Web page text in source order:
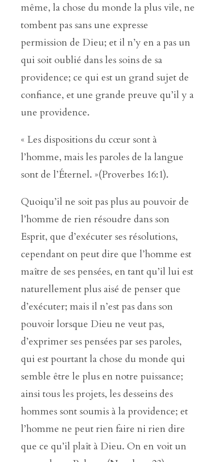
même, la chose du monde la plus vile, ne
tombent pas sans une expresse
permission de Dieu; et il n’y en a pas un
qui soit oublié dans les soins de sa
providence; ce qui est un grand sujet de
confiance, et une grande preuve qu’il y a
une providence.
« Les dispositions du cœur sont à
l’homme, mais les paroles de la langue
sont de l’Éternel. »(Proverbes 16:1).
Quoiqu’il ne soit pas plus au pouvoir de
l’homme de rien résoudre dans son
Esprit, que d’exécuter ses résolutions,
cependant on peut dire que l’homme est
maître de ses pensées, en tant qu’il lui est
naturellement plus aisé de penser que
d’exécuter; mais il n’est pas dans son
pouvoir lorsque Dieu ne veut pas,
d’exprimer ses pensées par ses paroles,
qui est pourtant la chose du monde qui
semble être le plus en notre puissance;
ainsi tous les projets, les desseins des
hommes sont soumis à la providence; et
l’homme ne peut rien faire ni rien dire
que ce qu’il plaît à Dieu. On en voit un